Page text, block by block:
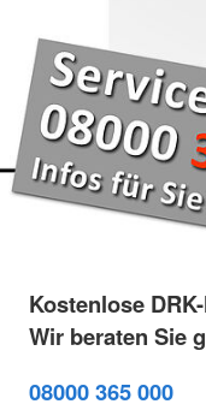
Kostenlose
Wir beraten Sie
08000 365 000